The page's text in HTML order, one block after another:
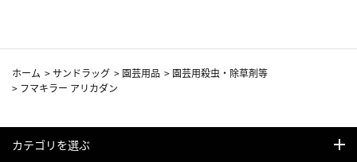
ホーム >サンドラッグ > 園芸用品 > 園芸用殺虫・除草剤等
> フマキラー アリカダン
カテゴリを選ぶ